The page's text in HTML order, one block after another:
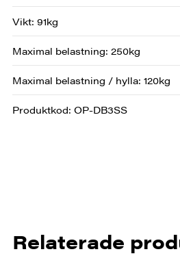
Vikt: 91kg
Maximal belastning: 250kg
Maximal belastning / hylla: 120kg
Produktkod: OP-DB3SS
Relaterade